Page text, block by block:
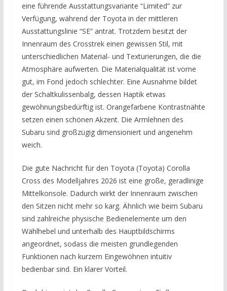
eine führende Ausstattungsvariante “Limited” zur
Verfügung, während der Toyota in der mittleren
Ausstattungslinie “SE” antrat. Trotzdem besitzt der
Innenraum des Crosstrek einen gewissen Stil, mit
unterschiedlichen Material- und Texturierungen, die die
Atmosphäre aufwerten. Die Materialqualität ist vorne
gut, im Fond jedoch schlechter. Eine Ausnahme bildet
der Schaltkulissenbalg, dessen Haptik etwas
gewöhnungsbedürftig ist. Orangefarbene Kontrastnähte
setzen einen schönen Akzent. Die Armlehnen des
Subaru sind großzügig dimensioniert und angenehm
weich.
Die gute Nachricht für den Toyota (Toyota) Corolla
Cross des Modelljahres 2026 ist eine große, geradlinige
Mittelkonsole. Dadurch wirkt der Innenraum zwischen
den Sitzen nicht mehr so karg. Ähnlich wie beim Subaru
sind zahlreiche physische Bedienelemente um den
Wählhebel und unterhalb des Hauptbildschirms
angeordnet, sodass die meisten grundlegenden
Funktionen nach kurzem Eingewöhnen intuitiv
bedienbar sind. Ein klarer Vorteil.